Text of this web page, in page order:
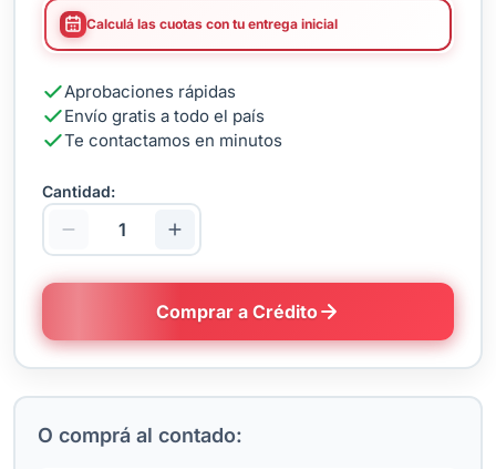
Calculá las cuotas con tu entrega inicial
Aprobaciones rápidas
Envío gratis a todo el país
Te contactamos en minutos
Cantidad:
Comprar a Crédito
O comprá al contado: